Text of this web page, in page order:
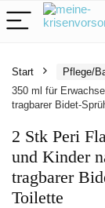
Start Pflege/
350 ml für
tragbarer Bidet-
2 Stk Peri
und Kinder
tragbarer
Toilette